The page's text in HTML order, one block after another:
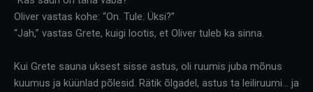
Oliver vastas kohe: “On. Tule. Üksi?”
“Jah,” vastas Grete, kuigi lootis, et Oliver tuleb ka sinna.
Kui Grete sauna uksest sisse astus, oli ruumis juba mõnus
kuumus ja küünlad põlesid. Rätik õlgadel, astus ta leiliruumi… ja